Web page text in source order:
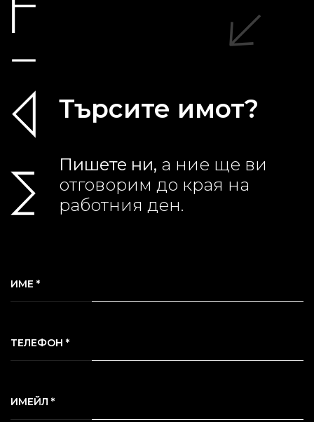
Търсите имот?
Пишете ни, а ние ще ви
отговорим до края на
работния ден.
ИМЕ *
ТЕЛЕФОН *
ИМЕЙЛ *